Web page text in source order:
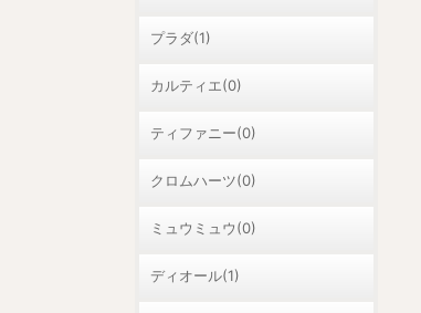
プラダ(1)
カルティエ(0)
ティファニー(0)
クロムハーツ(0)
ミュウミュウ(0)
ディオール(1)